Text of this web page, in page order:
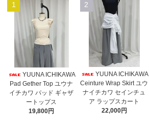
1
YUUNA ICHIKAWA
Pad Gether Top ユウナ
イチカワ パッド ギャザ
ートップス
19,800円
2
YUUNA ICHIKAWA
Ceinture Wrap Skirt ユウ
ナイチカワ セインチュ
ア ラップスカート
22,000円